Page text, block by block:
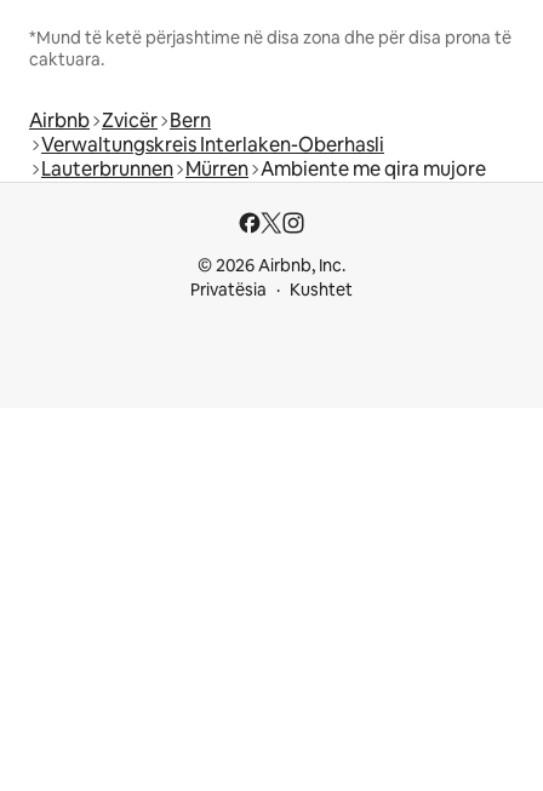
*Mund të ketë përjashtime në disa zona dhe për disa prona të
caktuara.
Airbnb Zvicër Bern
Verwaltungskreis Interlaken-Oberhasli
Lauterbrunnen Mürren Ambiente me qira mujore
© 2026 Airbnb, Inc.
Privatësia
Kushtet